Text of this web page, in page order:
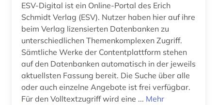
ESV-Digital ist ein Online-Portal des Erich
Schmidt Verlag (ESV). Nutzer haben hier auf ihre
beim Verlag lizensierten Datenbanken zu
unterschiedlichen Themenkomplexen Zugriff.
Sämtliche Werke der Contentplattform stehen
auf den Datenbanken automatisch in der jeweils
aktuellsten Fassung bereit. Die Suche über alle
oder auch einzelne Angebote ist frei verfügbar.
Für den Volltextzugriff wird eine ... Mehr